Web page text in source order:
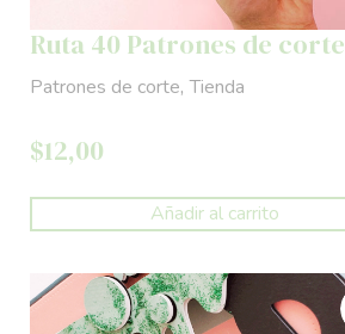
Ruta 40 Patrones de corte
Patrones de corte,Tienda
$12,00
Añadir al carrito